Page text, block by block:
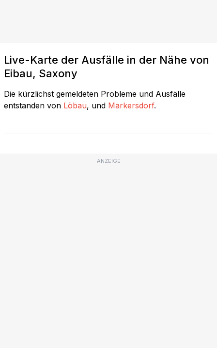
Live-Karte der Ausfälle in der Nähe von
Eibau, Saxony
Die kürzlichst gemeldeten Probleme und Ausfälle
entstanden von Löbau, und Markersdorf.
ANZEIGE